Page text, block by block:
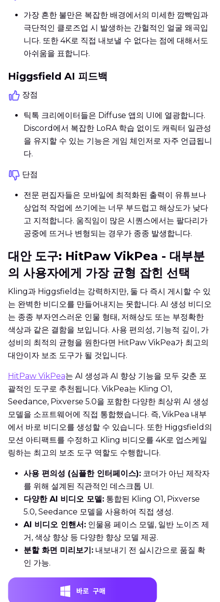
가장 흔한 불만은 복잡한 배경에서의 미세한 깜빡임과
극단적인 클로즈업 시 발생하는 간헐적인 얼굴 왜곡입
니다. 또한 4K로 직접 내보낼 수 없다는 점에 대해서도
아쉬움을 표합니다.
Higgsfield AI 피드백
장점
틱톡 크리에이터들은 Diffuse 앱의 UI에 열광합니다.
Discord에서 복잡한 LoRA 학습 없이도 캐릭터 일관성
을 유지할 수 있는 기능은 게임 체인저로 자주 언급됩니
다.
단점
전문 편집자들은 모바일에 최적화된 출력이 유튜브나
상업적 작업에 쓰기에는 너무 부드럽고 해상도가 낮다
고 지적합니다. 움직임이 많은 시퀀스에서는 팔다리가
공중에 뜨거나 변형되는 경우가 종종 발생합니다.
대안 도구: HitPaw VikPea - 대부분
의 사용자에게 가장 균형 잡힌 선택
Kling과 Higgsfield는 강력하지만, 둘 다 즉시 게시할 수 있
는 완벽한 비디오를 만들어내지는 못합니다. AI 생성 비디오
는 종종 부자연스러운 인물 형태, 저해상도 또는 부정확한
색상과 같은 결함을 보입니다. 사용 편의성, 기능적 깊이, 가
성비의 최적의 균형을 원한다면 HitPaw VikPea가 최고의
대안이자 보조 도구가 될 것입니다.
HitPaw VikPea는 AI 생성과 AI 향상 기능을 모두 갖춘 포
괄적인 도구로 추천됩니다. VikPea는 Kling O1,
Seedance, Pixverse 5.0을 포함한 다양한 최상위 AI 생성
모델을 소프트웨어에 직접 통합했습니다. 즉, VikPea 내부
에서 바로 비디오를 생성할 수 있습니다. 또한 Higgsfield의
모션 아티팩트를 수정하고 Kling 비디오를 4K로 업스케일
링하는 최고의 보조 도구 역할도 수행합니다.
사용 편의성 (심플한 인터페이스): 코더가 아닌 제작자
를 위해 설계된 직관적인 데스크톱 UI.
다양한 AI 비디오 모델: 통합된 Kling O1, Pixverse
5.0, Seedance 모델을 사용하여 직접 생성.
AI 비디오 인핸서: 인물용 페이스 모델, 일반 노이즈 제
거, 색상 향상 등 다양한 향상 모델 제공.
분할 화면 미리보기: 내보내기 전 실시간으로 품질 확
인 가능.